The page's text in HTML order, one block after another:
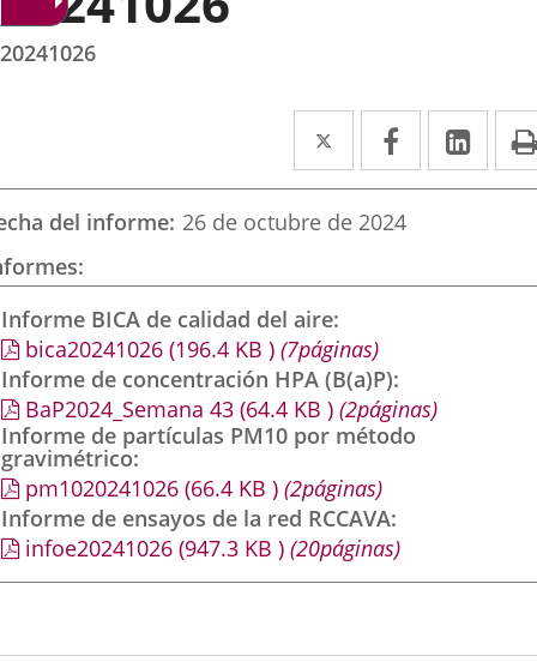
20241026
Twitter
Enlace
a
una
externa.
Facebook
Enlace
a
una
externa.
a
del informe 26 de octubre de 2024
Informe BICA de calidad del aire
bica20241026 (196.4 KB ) (7páginas)
Informe de concentración HPA (B(a)P)
BaP2024_Semana 43 (64.4 KB ) (2páginas)
Informe de partículas PM10 por método
gravimétrico
pm1020241026 (66.4 KB ) (2páginas)
Informe de ensayos de la red RCCAVA
infoe20241026 (947.3 KB ) (20páginas)